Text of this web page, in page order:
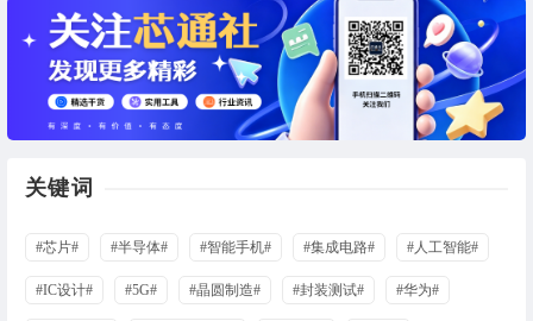
关键词
#芯片# #半导体# #智能手机# #集成电路# #人工智能#
#IC设计# #5G# #晶圆制造# #封装测试# #华为#